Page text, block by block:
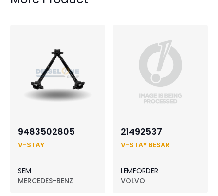
9483502805
V-STAY
SEM
MERCEDES-BENZ
21492537
V-STAY BESAR
LEMFORDER
VOLVO